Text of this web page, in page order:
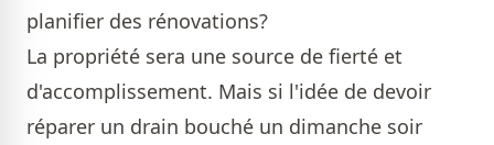
planifier des rénovations?
La propriété sera une source de fierté et
d'accomplissement. Mais si l'idée de devoir
réparer un drain bouché un dimanche soir